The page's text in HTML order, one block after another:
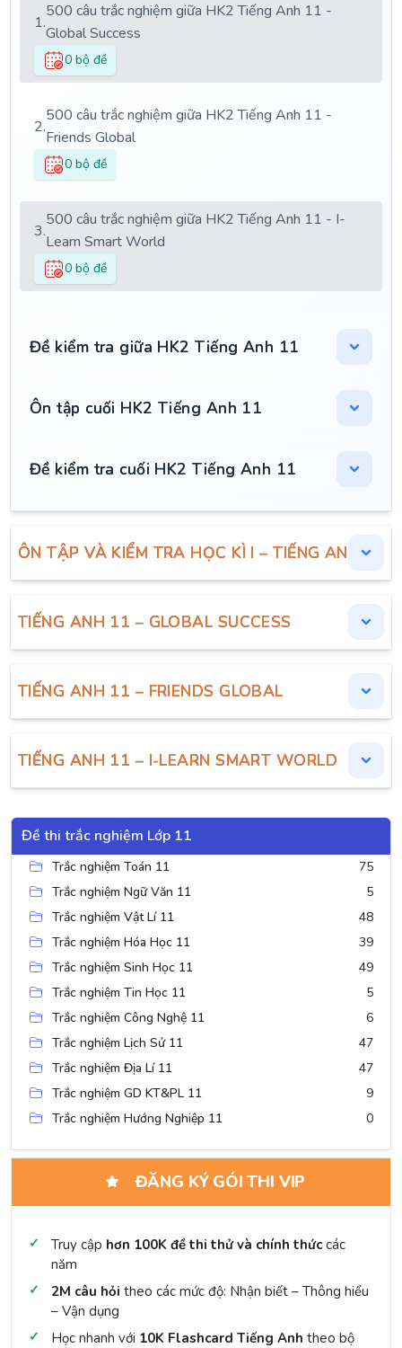
1.
500 câu trắc nghiệm giữa HK2 Tiếng Anh 11 -
Global Success
0 bộ đề
2.
500 câu trắc nghiệm giữa HK2 Tiếng Anh 11 -
Friends Global
0 bộ đề
3.
500 câu trắc nghiệm giữa HK2 Tiếng Anh 11 - I-
Learn Smart World
0 bộ đề
Đề kiểm tra giữa HK2 Tiếng Anh 11
Ôn tập cuối HK2 Tiếng Anh 11
Đề kiểm tra cuối HK2 Tiếng Anh 11
ÔN TẬP VÀ KIỂM TRA HỌC KÌ I – TIẾNG ANH 11
TIẾNG ANH 11 – GLOBAL SUCCESS
TIẾNG ANH 11 – FRIENDS GLOBAL
TIẾNG ANH 11 – I-LEARN SMART WORLD
Đề thi trắc nghiệm Lớp 11
Trắc nghiệm Toán 11
75
Trắc nghiệm Ngữ Văn 11
5
Trắc nghiệm Vật Lí 11
48
Trắc nghiệm Hóa Học 11
39
Trắc nghiệm Sinh Học 11
49
Trắc nghiệm Tin Học 11
5
Trắc nghiệm Công Nghệ 11
6
Trắc nghiệm Lịch Sử 11
47
Trắc nghiệm Địa Lí 11
47
Trắc nghiệm GD KT&PL 11
9
Trắc nghiệm Hướng Nghiệp 11
0
ĐĂNG KÝ GÓI THI VIP
Truy cập hơn 100K đề thi thử và chính thứccác
năm
2M câu hỏi theo các mức độ: Nhận biết – Thông hiểu
– Vận dụng
Học nhanh với 10K Flashcard Tiếng Anh theo bộ